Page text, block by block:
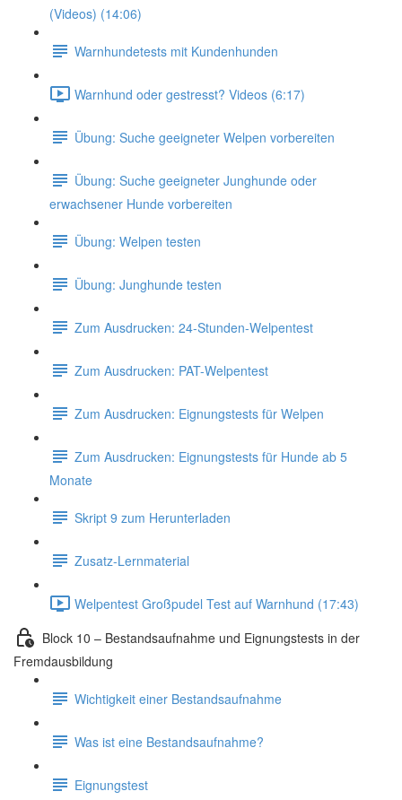
(Videos) (14:06)
Warnhundetests mit Kundenhunden
Warnhund oder gestresst? Videos (6:17)
Übung: Suche geeigneter Welpen vorbereiten
Übung: Suche geeigneter Junghunde oder
erwachsener Hunde vorbereiten
Übung: Welpen testen
Übung: Junghunde testen
Zum Ausdrucken: 24-Stunden-Welpentest
Zum Ausdrucken: PAT-Welpentest
Zum Ausdrucken: Eignungstests für Welpen
Zum Ausdrucken: Eignungstests für Hunde ab 5
Monate
Skript 9 zum Herunterladen
Zusatz-Lernmaterial
Welpentest Großpudel Test auf Warnhund (17:43)
Block 10 – Bestandsaufnahme und Eignungstests in der
Fremdausbildung
Wichtigkeit einer Bestandsaufnahme
Was ist eine Bestandsaufnahme?
Eignungstest